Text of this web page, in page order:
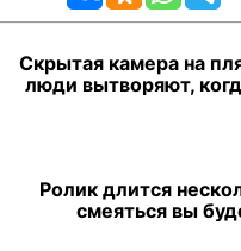
Скрытая камера на
люди вытворяют,
Ролик длится
смеяться вы